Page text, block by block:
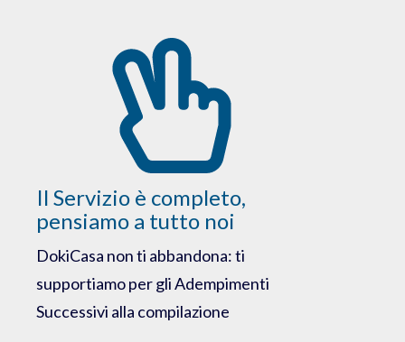
Il Servizio è completo,
pensiamo a tutto noi
DokiCasa non ti abbandona: ti
supportiamo per gli Adempimenti
Successivi alla compilazione